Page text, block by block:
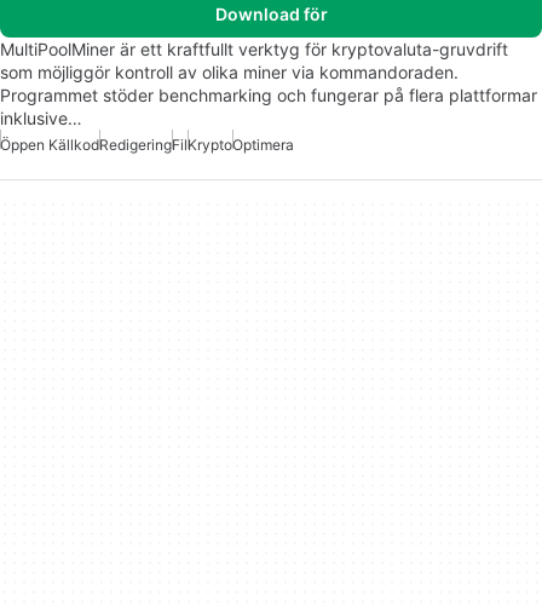
Download för
MultiPoolMiner är ett kraftfullt verktyg för kryptovaluta-gruvdrift
som möjliggör kontroll av olika miner via kommandoraden.
Programmet stöder benchmarking och fungerar på flera plattformar
inklusive…
Öppen KällkodRedigeringFilKryptoOptimera